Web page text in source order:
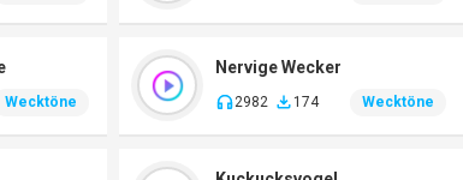
Wecktöne
Nervige Wecker
2982 174 Wecktöne